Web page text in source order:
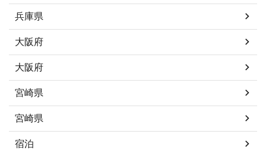
兵庫県
大阪府
大阪府
宮崎県
宮崎県
宿泊